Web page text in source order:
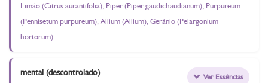
Limão (Citrus aurantifolia), Piper (Piper gaudichaudianum), Purpureum
(Pennisetum purpureum), Allium (Allium), Gerânio (Pelargonium
hortorum)
mental (descontrolado) Ver Essências